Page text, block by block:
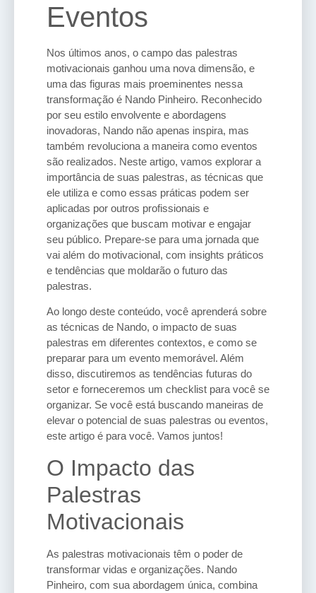
Eventos
Nos últimos anos, o campo das palestras
motivacionais ganhou uma nova dimensão, e
uma das figuras mais proeminentes nessa
transformação é Nando Pinheiro. Reconhecido
por seu estilo envolvente e abordagens
inovadoras, Nando não apenas inspira, mas
também revoluciona a maneira como eventos
são realizados. Neste artigo, vamos explorar a
importância de suas palestras, as técnicas que
ele utiliza e como essas práticas podem ser
aplicadas por outros profissionais e
organizações que buscam motivar e engajar
seu público. Prepare-se para uma jornada que
vai além do motivacional, com insights práticos
e tendências que moldarão o futuro das
palestras.
Ao longo deste conteúdo, você aprenderá sobre
as técnicas de Nando, o impacto de suas
palestras em diferentes contextos, e como se
preparar para um evento memorável. Além
disso, discutiremos as tendências futuras do
setor e forneceremos um checklist para você se
organizar. Se você está buscando maneiras de
elevar o potencial de suas palestras ou eventos,
este artigo é para você. Vamos juntos!
O Impacto das
Palestras
Motivacionais
As palestras motivacionais têm o poder de
transformar vidas e organizações. Nando
Pinheiro, com sua abordagem única, combina